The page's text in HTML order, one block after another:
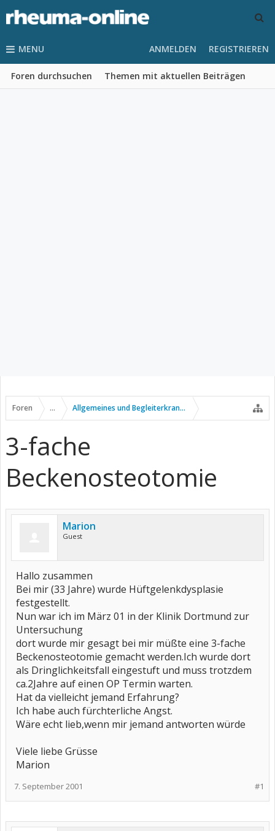
MENU
Foren durchsuchen Themen mit aktuellen Beiträgen
ANMELDEN REGISTRIEREN
Foren ... Allgemeines und Begleiterkrankungen
3-fache
Beckenosteotomie
Marion
Guest
Hallo zusammen
Bei mir (33 Jahre) wurde Hüftgelenkdysplasie
festgestellt.
Nun war ich im März 01 in der Klinik Dortmund zur
Untersuchung
dort wurde mir gesagt bei mir müßte eine 3-fache
Beckenosteotomie gemacht werden.Ich wurde dort
als Dringlichkeitsfall eingestuft und muss trotzdem
ca.2Jahre auf einen OP Termin warten.
Hat da vielleicht jemand Erfahrung?
Ich habe auch fürchterliche Angst.
Wäre echt lieb,wenn mir jemand antworten würde
Viele liebe Grüsse
Marion
#1
7. September 2001